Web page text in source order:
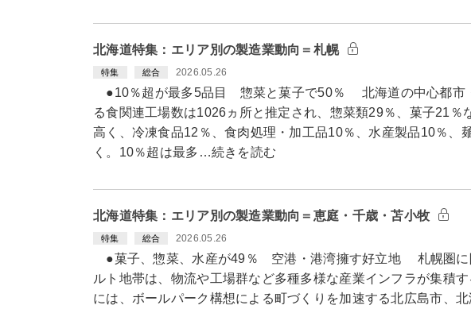
北海道特集：エリア別の製造業動向＝札幌
特集 総合 2026.05.26
●10％超が最多5品目 惣菜と菓子で50％ 北海道の中心都市
る食関連工場数は1026ヵ所と推定され、惣菜類29％、菓子21％
高く、冷凍食品12％、食肉処理・加工品10％、水産製品10％、
く。10％超は最多…続きを読む
北海道特集：エリア別の製造業動向＝恵庭・千歳・苫小牧
特集 総合 2026.05.26
●菓子、惣菜、水産が49％ 空港・港湾擁す好立地 札幌圏に
ルト地帯は、物流や工場群など多種多様な産業インフラが集積
には、ボールパーク構想による町づくりを加速する北広島市、